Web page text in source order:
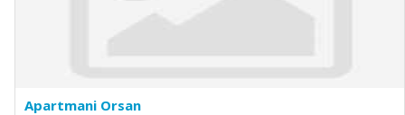
Apartmani Orsan